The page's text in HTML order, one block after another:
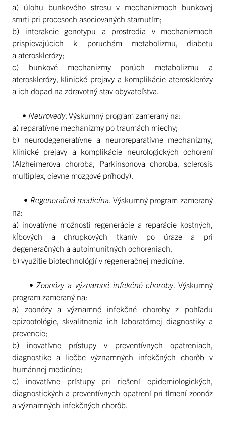
a) úlohu bunkového stresu v mechanizmoch bunkovej
smrti pri procesoch asociovaných starnutím;
b) interakcie genotypu a prostredia v mechanizmoch
prispievajúcich k poruchám metabolizmu, diabetu
a aterosklerózy;
c) bunkové mechanizmy porúch metabolizmu a
aterosklerózy, klinické prejavy a komplikácie aterosklerózy
a ich dopad na zdravotný stav obyvateľstva.
• Neurovedy. Výskumný program zameraný na:
a) reparatívne mechanizmy po traumách miechy;
b) neurodegeneratívne a neuroreparatívne mechanizmy,
klinické prejavy a komplikácie neurologických ochorení
(Alzheimerova choroba, Parkinsonova choroba, sclerosis
multiplex, cievne mozgové príhody).
• Regeneračná medicína . Výskumný program zameraný
na:
a) inovatívne možnosti regenerácie a reparácie kostných,
kĺbových a chrupkových tkanív po úraze a pri
degeneračných a autoimunitných ochoreniach,
b) využitie biotechnológií v regeneračnej medicíne.
• Zoonózy a významné infekčné choroby. Výskumný
program zameraný na:
a) zoonózy a významné infekčné choroby z pohľadu
epizootológie, skvalitnenia ich laboratórnej diagnostiky a
prevencie;
b) inovatívne prístupy v preventívnych opatreniach,
diagnostike a liečbe významných infekčných chorôb v
humánnej medicíne;
c) inovatívne prístupy pri riešení epidemiologických,
diagnostických a preventívnych opatrení pri tlmení zoonóz
a významných infekčných chorôb.